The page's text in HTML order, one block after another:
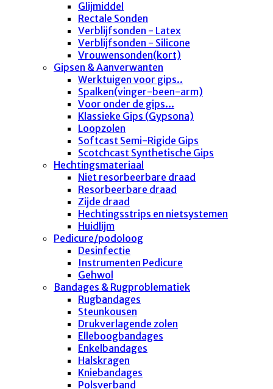
Glijmiddel
Rectale Sonden
Verblijfsonden - Latex
Verblijfsonden - Silicone
Vrouwensonden(kort)
Gipsen & Aanverwanten
Werktuigen voor gips..
Spalken(vinger-been-arm)
Voor onder de gips...
Klassieke Gips (Gypsona)
Loopzolen
Softcast Semi-Rigide Gips
Scotchcast Synthetische Gips
Hechtingsmateriaal
Niet resorbeerbare draad
Resorbeerbare draad
Zijde draad
Hechtingsstrips en nietsystemen
Huidlijm
Pedicure/podoloog
Desinfectie
Instrumenten Pedicure
Gehwol
Bandages & Rugproblematiek
Rugbandages
Steunkousen
Drukverlagende zolen
Elleboogbandages
Enkelbandages
Halskragen
Kniebandages
Polsverband